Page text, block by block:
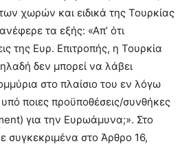
χωρών και ειδικά της Τουρκίας
τα εξής: «Απ’ ότι
της Ευρ. Επιτροπής, η Τουρκία
δεν μπορεί να λάβει
στο πλαίσιο του εν λόγω
ποιες προϋποθέσεις/συνθήκες
για την Ευρωάμυνα;». Στο
στο Άρθρο 16,